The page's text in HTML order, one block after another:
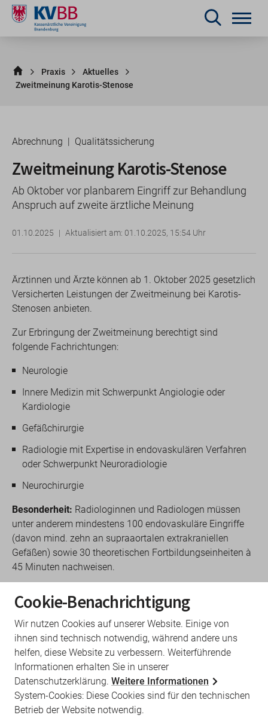
Praxis
Aktuelles
Zweitmeinung Karotis-Stenose
Abrechnung Qualitätssicherung
Zweitmeinung Karotis-Stenose
Ab Oktober vor planbarem Eingriff zur Behandlung
Anspruch auf zweite ärztliche Meinung
01.10.2025 Aktualisiert am: 01.10.2025, 15:54 Uhr
Ärztinnen und Ärzte können ab 1. Oktober 2025 gesetzlich
Versicherten Leistungen der Zweitmeinung bei Karotis-
Stenosen anbieten.
Zur Erbringung der Zweitmeinung berechtigt sind
folgende Fachrichtungen:
Neurologie
Innere Medizin mit Schwerpunkt Angiologie oder
Kardiologie
Gefäßchirurgie
Radiologie mit Expertise in endovaskulären Verfahren
oder Schwerpunkt Neuroradiologie
Neurochirurgie
Besonderheit: Radiologinnen und Radiologen müssen
unter anderem mindestens 100 endovaskuläre Eingriffe
(davon mind. zehn an supraaortalen extrakraniellen
Gefäßen) sowie 30 theoretischen Fortbildungseinheiten à
45 Minuten nachweisen.
erfolgt interdisziplinär unter Einbeziehung eines
Neurologen oder einer Neurologin. Falls erforderlich,
können auch Ärzte aus den oben genannten
Fachrichtungen hinzugezogen werden. Die Leistung
umfasst die Sichtung vorhandener Befunde, ein
Anamnesegespräch und gegebenenfalls zusätzliche
Untersuchungen, die zur Indikationsstellung zwingend
erforderlich sind.
Cookie-Benachrichtigung
Wir nutzen Cookies auf unserer Website. Einige von
ihnen sind technisch notwendig, während andere uns
helfen, diese Website zu verbessern. Weiterführende
Informationen erhalten Sie in unserer
Datenschutzerklärung. Weitere Informationen
System-Cookies: Diese Cookies sind für den technischen
Betrieb der Website notwendig.